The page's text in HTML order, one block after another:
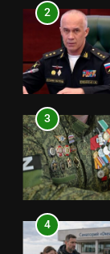
2
3
4